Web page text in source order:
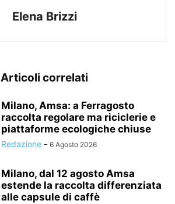
Elena Brizzi
Articoli correlati
Milano, Amsa: a Ferragosto
raccolta regolare ma riciclerie e
piattaforme ecologiche chiuse
Redazione - 6 Agosto 2026
Milano, dal 12 agosto Amsa
estende la raccolta differenziata
alle capsule di caffè